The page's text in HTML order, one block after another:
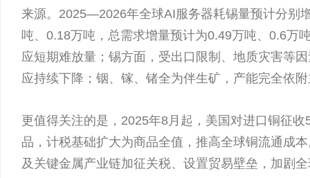
来源。2025—2026年全球AI服务器耗锡量预计分别
吨、0.18万吨，总需求增量预计为0.49万吨、0.6万
应短期难放量；锡方面，受出口限制、地质灾害等
应持续下降；铟、镓、锗全为伴生矿，产能完全依
更值得关注的是，2025年8月起，美国对进口铜征
品，计税基础扩大为商品全值，推高全球铜流通成
及关键金属产业链加征关税、设置贸易壁垒，加剧